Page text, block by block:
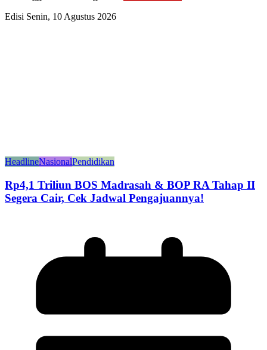
Edisi Senin, 10 Agustus 2026
HeadlineNasionalPendidikan
Rp4,1 Triliun BOS Madrasah & BOP RA Tahap II
Segera Cair, Cek Jadwal Pengajuannya!